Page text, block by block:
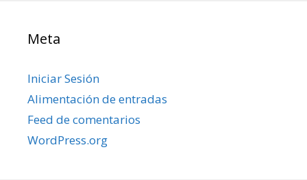
Meta
Iniciar Sesión
Alimentación de entradas
Feed de comentarios
WordPress.org